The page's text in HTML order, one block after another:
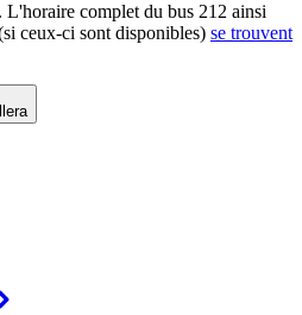
L'horaire complet du bus 212 ainsi
ceux-ci sont disponibles) se trouvent